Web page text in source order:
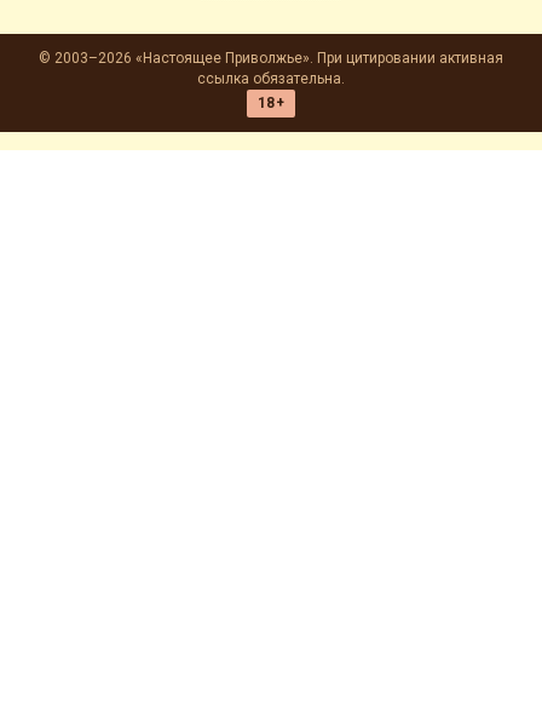
© 2003–2026 «Настоящее Приволжье». При цитировании активная
ссылка обязательна.
18+